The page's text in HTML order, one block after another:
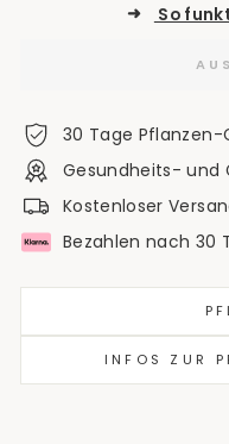
➜ So
30 Tage Pflanzen-
Gesundheits- und
Kostenloser
Bezahlen nach 30
INFOS ZUR